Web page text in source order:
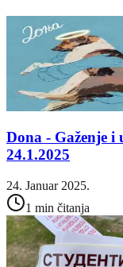
Dona - Gaženje
24.1.2025
24. Januar 2025.
1 min čitanja